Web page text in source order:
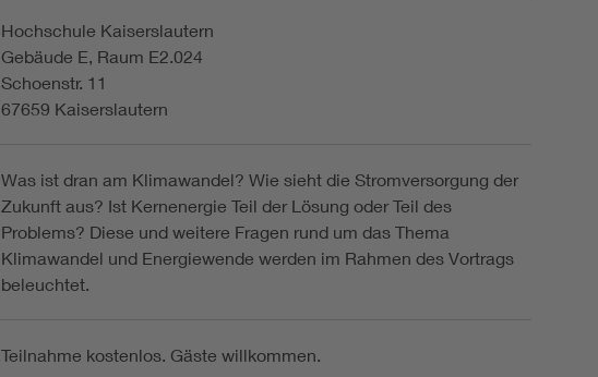
Hochschule Kaiserslautern
Gebäude E, Raum E2.024
Schoenstr. 11
67659 Kaiserslautern
Was ist dran am Klimawandel? Wie sieht die Stromversorgung der
Zukunft aus? Ist Kernenergie Teil der Lösung oder Teil des
Problems? Diese und weitere Fragen rund um das Thema
Klimawandel und Energiewende werden im Rahmen des Vortrags
beleuchtet.
Teilnahme kostenlos. Gäste willkommen.